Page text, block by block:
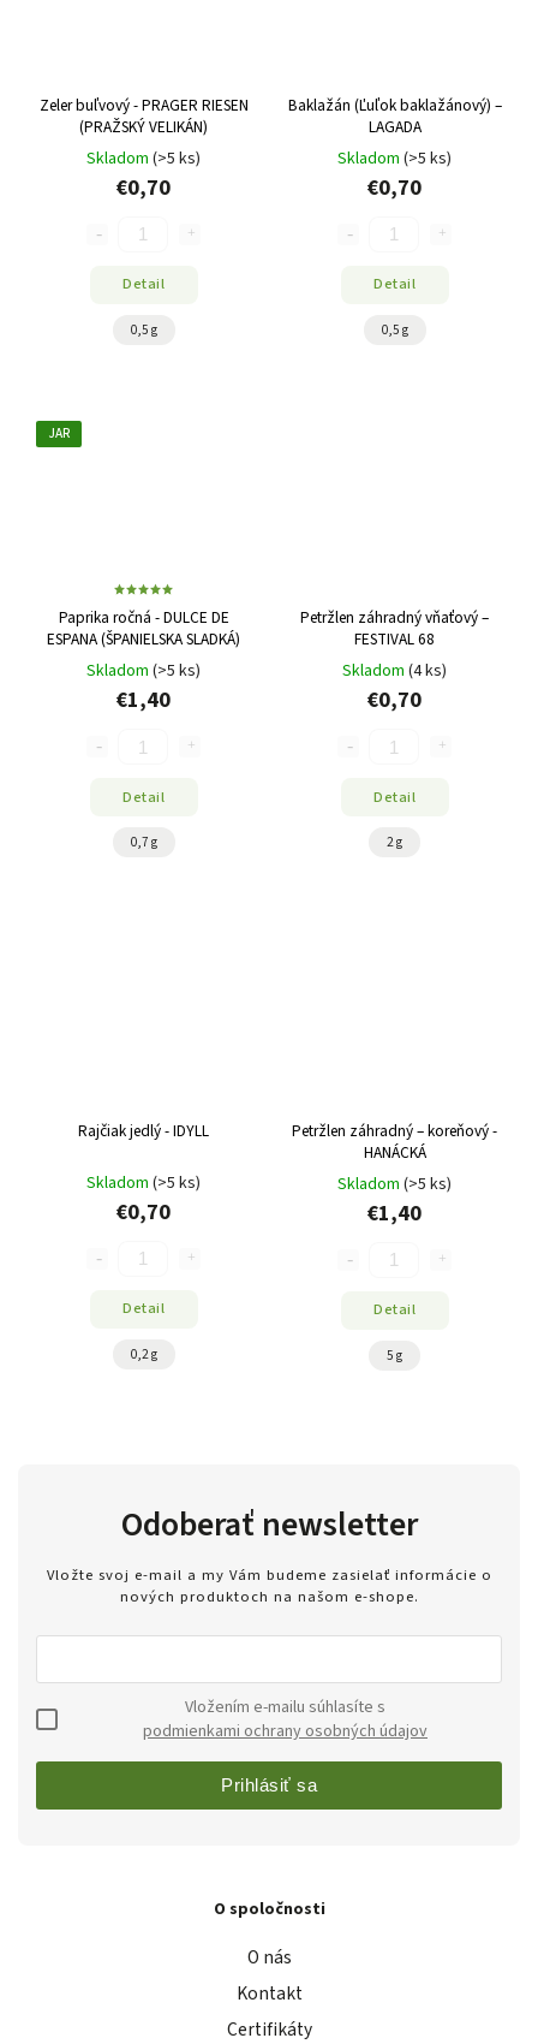
Zeler buľvový - PRAGER RIESEN
(PRAŽSKÝ VELIKÁN)
Skladom (>5 ks)
€0,70
Detail
0,5 g
Baklažán (Ľuľok baklažánový) –
LAGADA
Skladom (>5 ks)
€0,70
Detail
0,5 g
JAR
Paprika ročná - DULCE DE
ESPANA (ŠPANIELSKA SLADKÁ)
Skladom (>5 ks)
€1,40
Detail
0,7 g
Petržlen záhradný vňaťový –
FESTIVAL 68
Skladom (4 ks)
€0,70
Detail
2 g
Rajčiak jedlý - IDYLL
Skladom (>5 ks)
€0,70
Detail
0,2 g
Petržlen záhradný – koreňový -
HANÁCKÁ
Skladom (>5 ks)
€1,40
Detail
5 g
Odoberať newsletter
Vložte svoj e-mail a my Vám budeme zasielať informácie o
nových produktoch na našom e-shope.
podmienkami ochrany osobných údajov
Prihlásiť sa
O spoločnosti
O nás
Kontakt
Certifikáty